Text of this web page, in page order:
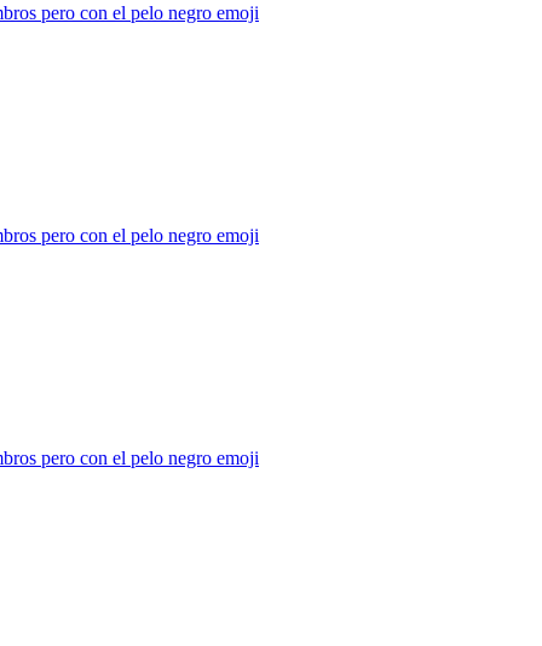
pero con el pelo negro emoji
pero con el pelo negro emoji
pero con el pelo negro emoji